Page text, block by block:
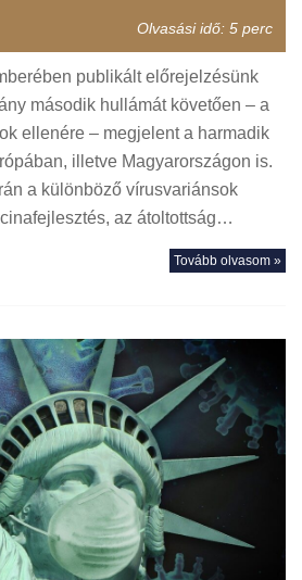
Olvasási idő: 5 perc
publikált előrejelzésünk
második hullámát követően – a
ellenére – megjelent a harmadik
illetve Magyarországon is.
a különböző vírusvariánsok
az átoltottság…
Tovább olvasom »